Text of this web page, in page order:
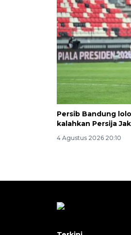
Persib Bandung
kalahkan Persija
4 Agustus 2026 20:10